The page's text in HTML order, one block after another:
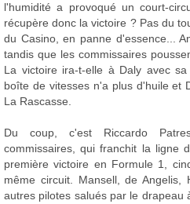
l'humidité a provoqué un court-
récupère donc la victoire ? Pas du
du Casino, en panne d'essence...
tandis que les commissaires
La victoire ira-t-elle à Daly avec
boîte de vitesses n'a plus d'huile et
La Rascasse.
Du coup, c'est Riccardo
commissaires, qui franchit la ligne
première victoire en Formule 1,
même circuit. Mansell, de
autres pilotes salués par le drapeau